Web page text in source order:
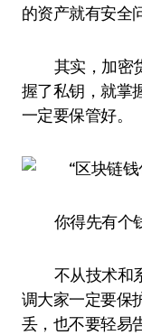
的资产就有安全
其实，加密
握了私钥，就掌
一定要保管好。
你得先有个
不从技术和
调大家一定要保
丢，也不要轻易